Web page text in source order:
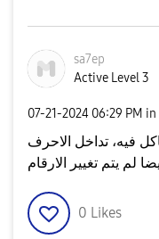
sa7ep
Active Level 3
‎07-21-2024 06:29 PM in
فيه، تداخل الاحرف
0 Likes